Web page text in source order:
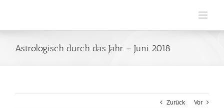
Astrologisch durch das Jahr – Juni 2018
Zurück Vor